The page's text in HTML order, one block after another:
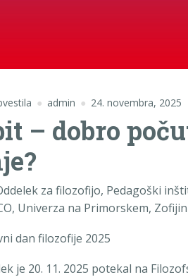
admin 24. novembra, 2025
– dobro
za filozofijo, Pedagoški
Univerza na Primorskem,
dan filozofije 2025
je 20. 11. 2025 potekal na